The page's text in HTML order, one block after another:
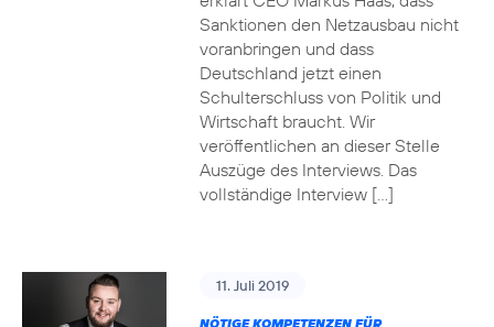
Sanktionen den Netzausbau nicht
voranbringen und dass
Deutschland jetzt einen
Schulterschluss von Politik und
Wirtschaft braucht. Wir
veröffentlichen an dieser Stelle
Auszüge des Interviews. Das
vollständige Interview […]
11. Juli 2019
NÖTIGE KOMPETENZEN FÜR